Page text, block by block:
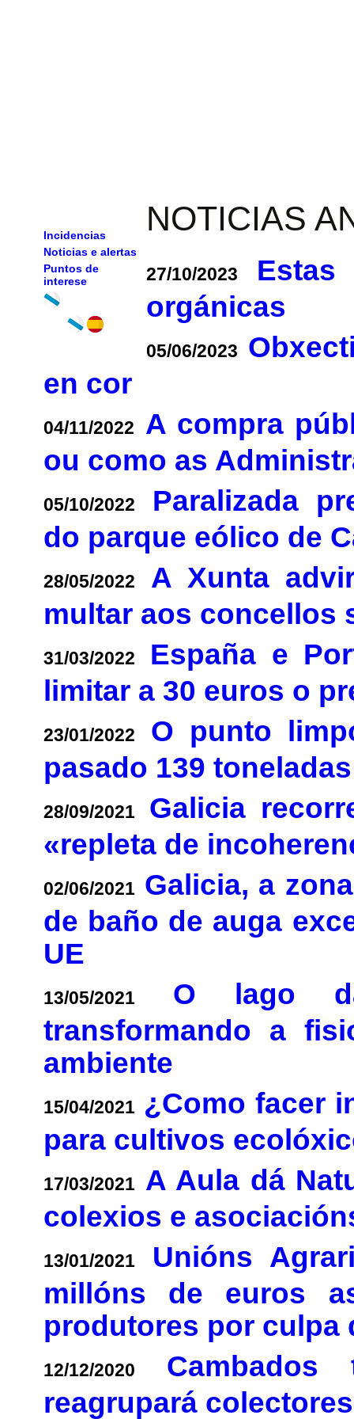
Incidencias
Noticias e alertas
Puntos de
interese
NOTICIAS
27/10/2023
orgánicas
05/06/2023
en cor
04/11/2022
A compra
ou como as
05/10/2022
Paralizada
do parque eólico de
28/05/2022
A Xunta
multar aos concellos
31/03/2022
España e
limitar a 30 euros o
23/01/2022
O punto
pasado 139
28/09/2021
Galicia
«repleta de
02/06/2021 Galicia, a
de baño de auga
UE
13/05/2021
O lago
transformando a
ambiente
15/04/2021 ¿Como facer
para cultivos
17/03/2021 A Aula dá
colexios e
13/01/2021
Unións
millóns de euros
produtores por culpa
12/12/2020
reagrupará